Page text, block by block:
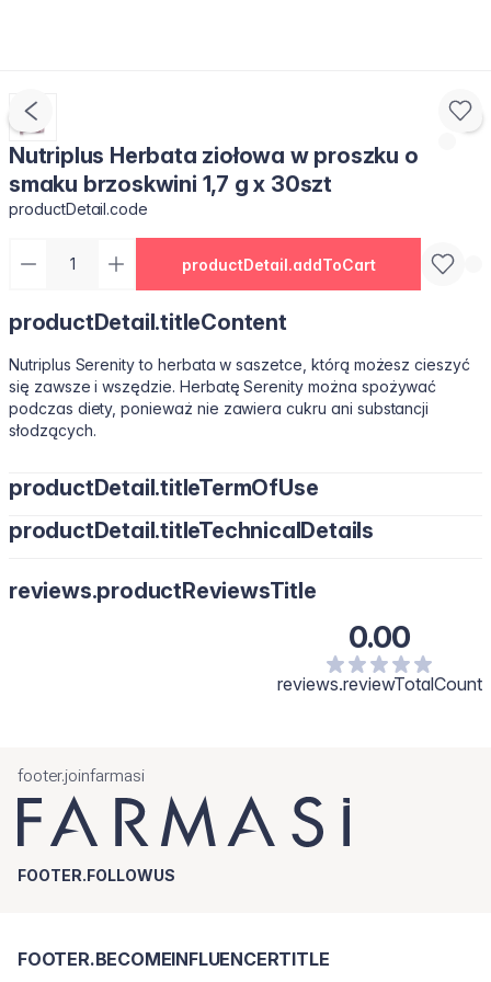
Nutriplus Herbata ziołowa w proszku o
smaku brzoskwini 1,7 g x 30szt
productDetail.code
productDetail.addToCart
productDetail.titleContent
Nutriplus Serenity to herbata w saszetce, którą możesz cieszyć
się zawsze i wszędzie. Herbatę Serenity można spożywać
podczas diety, ponieważ nie zawiera cukru ani substancji
słodzących.
productDetail.titleTermOfUse
productDetail.titleTechnicalDetails
reviews.productReviewsTitle
0.00
reviews.reviewTotalCount
footer.joinfarmasi
FOOTER.FOLLOWUS
FOOTER.BECOMEINFLUENCERTITLE